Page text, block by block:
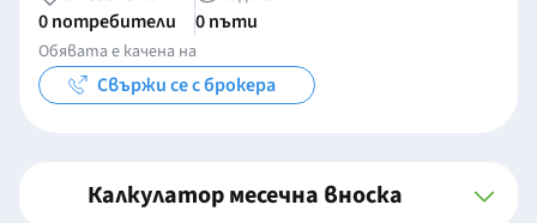
0 потребители 0 пъти
Обявата е качена на
Свържи се с брокера
Калкулатор месечна вноска